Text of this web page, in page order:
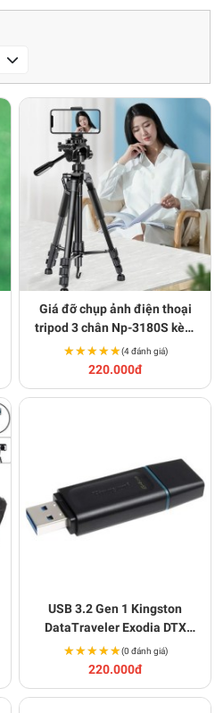
Giá đỡ chụp ảnh điện thoại
tripod 3 chân Np-3180S kèm
remote BA1589
★★★★★
★★★★★(4 đánh giá)
220.000đ
USB 3.2 Gen 1 Kingston
DataTraveler Exodia DTX
64GB
★★★★★
★★★★★(0 đánh giá)
220.000đ